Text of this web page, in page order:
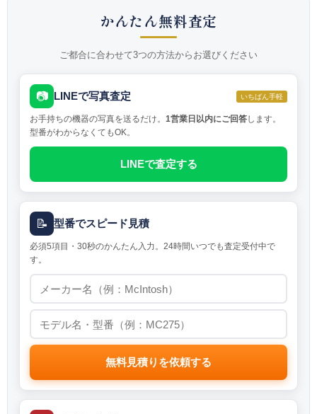
かんたん無料査定
ご都合に合わせて3つの方法からお選びください
📷 LINEで写真査定 いちばん手軽
お手持ちの機器の写真を送るだけ。 1営業日以内にご回答します。
型番がわからなくてもOK。
LINEで査定する
📝 型番でスピード見積
必須5項目・30秒のかんたん入力。24時間いつでも査定受付中で
す。
無料見積りを依頼する